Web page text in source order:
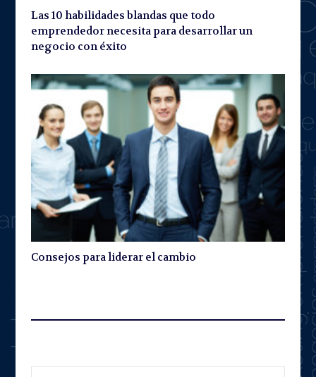
Las 10 habilidades blandas que todo
emprendedor necesita para desarrollar un
negocio con éxito
Consejos para liderar el cambio